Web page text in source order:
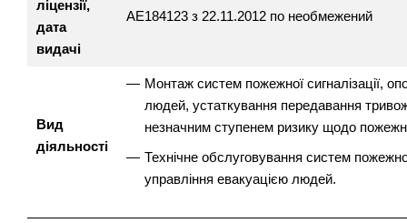
ліцензії,
дата
видачі
АЕ184123 з 22.11.2012 по необмежений
Вид
діяльності
Монтаж систем пожежної сигналізації,
людей, устаткування передавання
незначним ступенем ризику щодо
Технічне обслуговування систем
управління евакуацією людей.